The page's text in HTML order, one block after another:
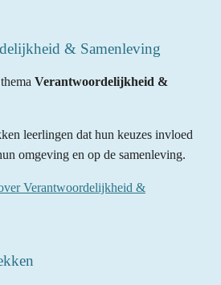
& Samenleving
Verantwoordelijkheid &
leerlingen dat hun keuzes invloed
omgeving en op de samenleving.
Verantwoordelijkheid &